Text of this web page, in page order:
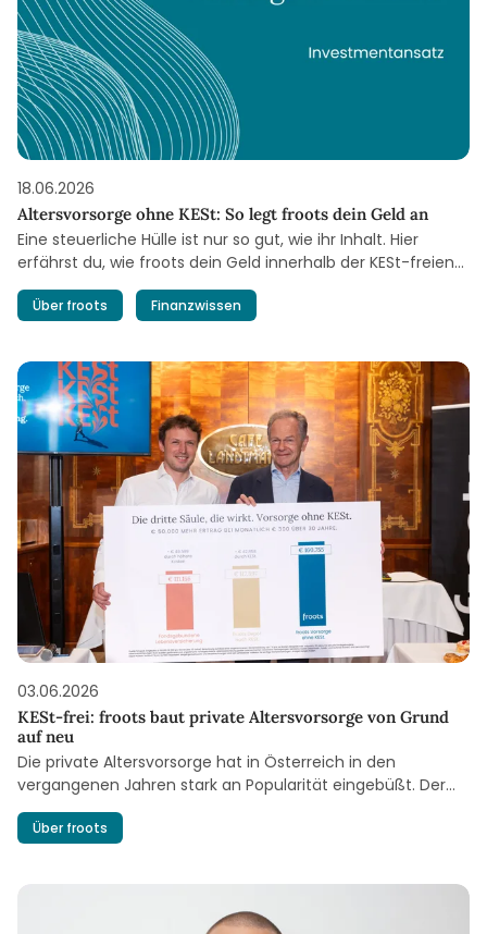
18.06.2026
Altersvorsorge ohne KESt: So legt froots dein Geld an
Eine steuerliche Hülle ist nur so gut, wie ihr Inhalt. Hier
erfährst du, wie froots dein Geld innerhalb der KESt-freien
Vorsorge für dich anlegt.
Über froots Finanzwissen
03.06.2026
KESt-frei: froots baut private Altersvorsorge von Grund
auf neu
Die private Altersvorsorge hat in Österreich in den
vergangenen Jahren stark an Popularität eingebüßt. Der
Staat hat die freiwillige Zusatzpension steuerlich
begünstigt – doch bei den Sparerin-nen und Sparern ist
verpasster Reformen jetzt ändern.
Über froots